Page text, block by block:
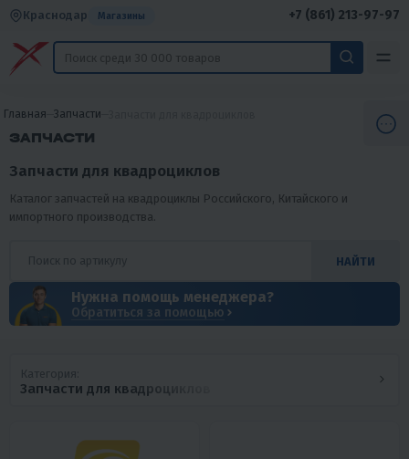
Краснодар Магазины +7 (861) 213-97-97
Главная Запчасти
ЗАПЧАСТИ
Запчасти для квадроциклов
Каталог запчастей на квадроциклы Российского, Китайского и
импортного производства.
НАЙТИ
Нужна помощь менеджера?
Обратиться за помощью
Категория:
Запчасти для квадроциклов